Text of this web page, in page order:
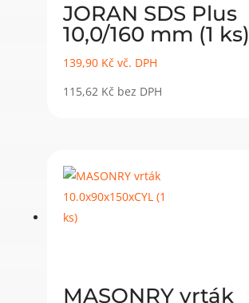
JORAN SDS Plus
10,0/160 mm (1 ks)
139,90 Kč vč. DPH
115,62 Kč bez DPH
MASONRY vrták